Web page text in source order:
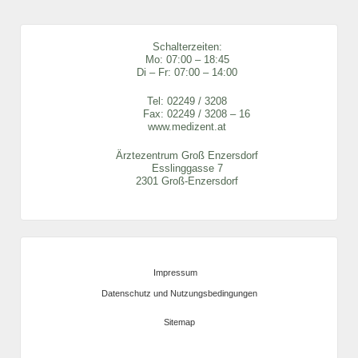
Schalterzeiten:
Mo: 07:00 – 18:45
Di – Fr: 07:00 – 14:00
Tel: 02249 / 3208
Fax: 02249 / 3208 – 16
www.medizent.at
Ärztezentrum Groß Enzersdorf
Esslinggasse 7
2301 Groß-Enzersdorf
Impressum
Datenschutz und Nutzungsbedingungen
Sitemap